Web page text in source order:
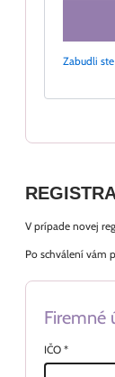
Zabudli
V prípade novej
Po schválení vám
Firemné
IČO *